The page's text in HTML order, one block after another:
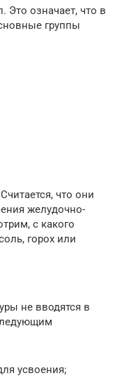
Это означает, что в
группы
что они
желудочно-
с какого
горох или
не вводятся в
усвоения;